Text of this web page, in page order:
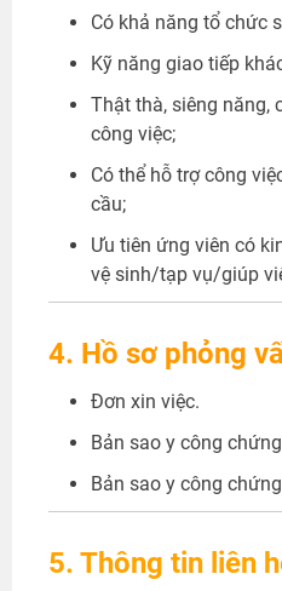
Có khả năng tổ chức
Kỹ năng giao tiếp
Thật thà, siêng năng,
công việc;
Có thể hỗ trợ công
cầu;
Ưu tiên ứng viên có
vệ sinh/tạp vụ/giúp
4. Hồ sơ phỏng
Đơn xin việc.
Bản sao y công
Bản sao y công
5. Thông tin liên